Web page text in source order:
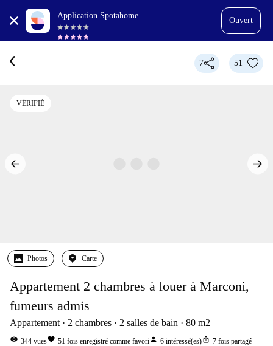
Application Spotahome
Ouvert
7 51
VÉRIFIÉ
Photos Carte
Appartement 2 chambres à louer à Marconi,
fumeurs admis
Appartement 2 chambres 2 salles de bain 80 m2
visibility 344 vuesfavorite 51 fois enregistré comme favoriperson 6 intéressé(es)ios_share 7 fois partagé